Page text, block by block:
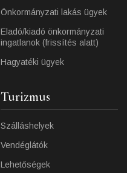
Önkormányzati lakás ügyek
Eladó/kiadó önkormányzati
ingatlanok (frissítés alatt)
Hagyatéki ügyek
Turizmus
Szálláshelyek
Vendéglátók
Lehetőségek